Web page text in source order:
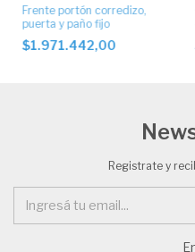
Frente portón corredizo,
puerta y paño fijo
$1.971.442,00
Registrate y